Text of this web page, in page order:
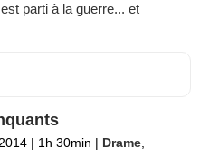
parti à la guerre... et
| 1h 30min | Drame